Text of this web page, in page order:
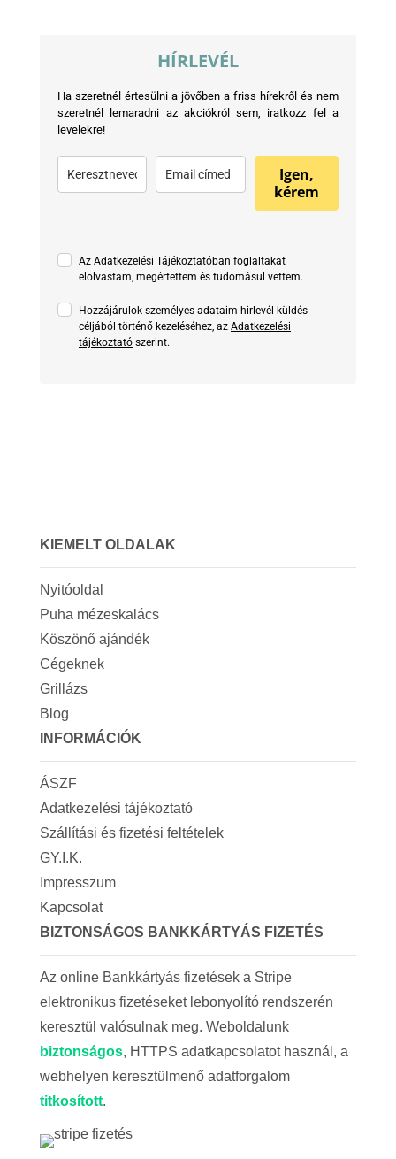
HÍRLEVÉL
Ha szeretnél értesülni a jövőben a friss hírekről és nem
szeretnél lemaradni az akciókról sem, iratkozz fel a
levelekre!
Igen,
kérem
Az Adatkezelési Tájékoztatóban foglaltakat
elolvastam, megértettem és tudomásul vettem.
Hozzájárulok személyes adataim hirlevél küldés
céljából történő kezeléséhez, az Adatkezelési
tájékoztatószerint.
KIEMELT OLDALAK
Nyitóoldal
Puha mézeskalács
Köszönő ajándék
Cégeknek
Grillázs
Blog
INFORMÁCIÓK
ÁSZF
Adatkezelési tájékoztató
Szállítási és fizetési feltételek
GY.I.K.
Impresszum
Kapcsolat
BIZTONSÁGOS BANKKÁRTYÁS FIZETÉS
Az online Bankkártyás fizetések a Stripe
elektronikus fizetéseket lebonyolító rendszerén
keresztül valósulnak meg. Weboldalunk
biztonságos, HTTPS adatkapcsolatot használ, a
webhelyen keresztülmenő adatforgalom
titkosított.